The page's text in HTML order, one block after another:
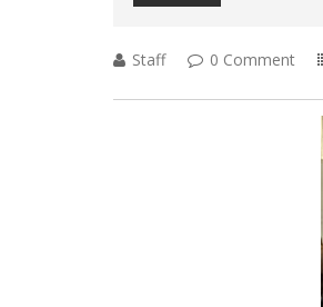
Staff 0 Comment